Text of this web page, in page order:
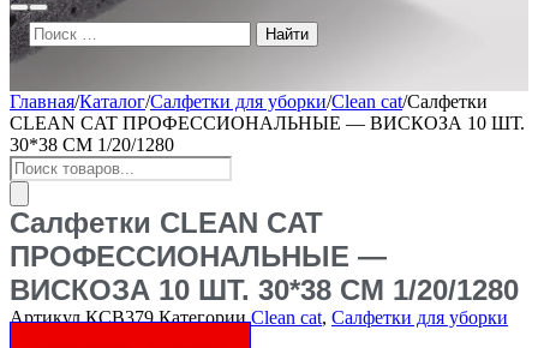
НайтиГлавное
меню
Главная/Каталог/Салфетки для уборки/Clean cat/Салфетки
CLEAN CAT ПРОФЕССИОНАЛЬНЫЕ — ВИСКОЗА 10 ШТ.
30*38 СМ 1/20/1280
Поиск
товаров
Салфетки CLEAN CAT
ПРОФЕССИОНАЛЬНЫЕ —
ВИСКОЗА 10 ШТ. 30*38 СМ 1/20/1280
АртикулКСВ379Категории Clean cat, Салфетки для уборки